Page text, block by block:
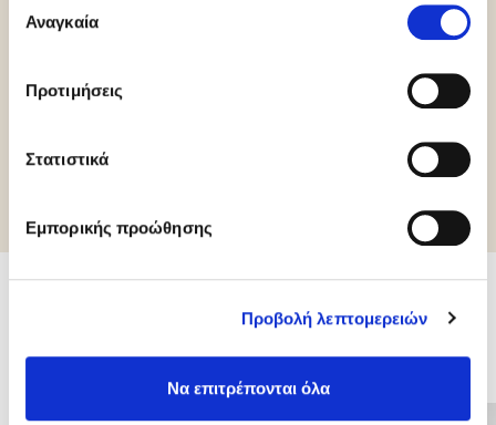
των υπηρεσιών τους.
συγκατάθεσης
Αναγκαία
Προτιμήσεις
Στατιστικά
Εμπορικής προώθησης
Προβολή λεπτομερειών
Να επιτρέπονται όλα
Σχετικά προϊόντα